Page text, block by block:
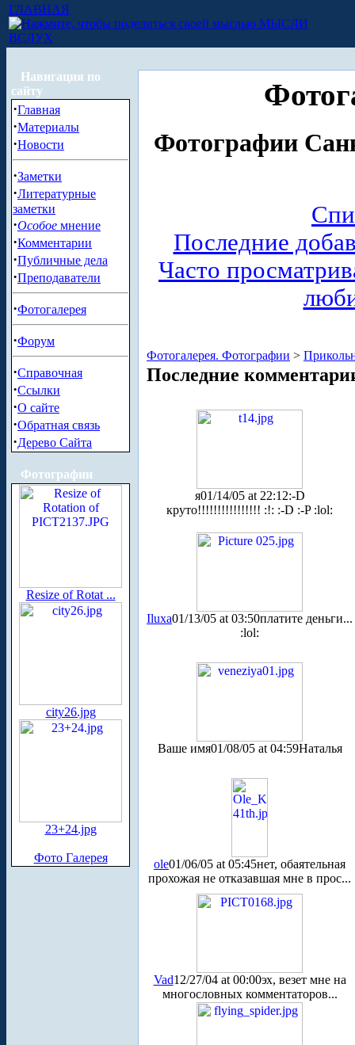
ГЛАВНАЯ
МЫСЛИ
ВСЛУХ
Навигация по
сайту
·Главная
·Материалы
·Новости
·Заметки
·Литературные
заметки
·Особое мнение
·Комментарии
·Публичные дела
·Преподаватели
·Фотогалерея
·Форум
·Справочная
·Ссылки
·О сайте
·Обратная связь
·Дерево Сайта
Фотографии
Resize of Rotat ...
city26.jpg
23+24.jpg
Фото Галерея
Фотографии
Последние
Часто
Фотогалерея. Фотографии >
Последние
я01/14/05 at 22:12:-D
круто!!!!!!!!!!!!!!!! :!: :-D :-P :lol:
Iluxa01/13/05 at 03:50платите деньги...
:lol:
Ваше имя01/08/05 at 04:59Наталья
ole01/06/05 at 05:45нет, обаятельная
прохожая не отказавшая мне в прос...
Vad12/27/04 at 00:00эх, везет мне на
многословных комментаторов...